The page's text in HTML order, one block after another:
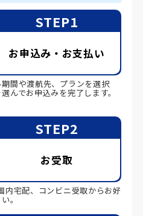
STEP1
お申込み・お支払い
間や渡航先、プランを選択
んでお申込みを完了します。
STEP2
お受取
内宅配、コンビニ受取からお好
。